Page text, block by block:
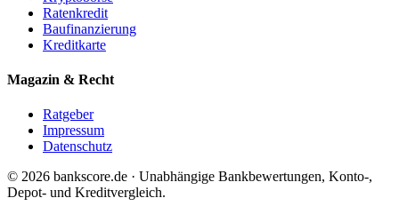
Ratenkredit
Baufinanzierung
Kreditkarte
Magazin & Recht
Ratgeber
Impressum
Datenschutz
© 2026 bankscore.de · Unabhängige Bankbewertungen, Konto-,
Depot- und Kreditvergleich.